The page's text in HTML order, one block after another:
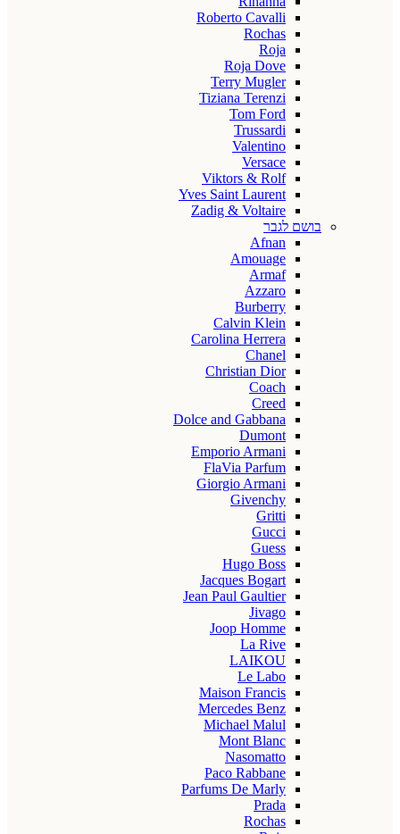
Roberto Cavalli
Rochas
Roja
Roja Dove
Terry Mugler
Tiziana Terenzi
Tom Ford
Trussardi
Valentino
Versace
Viktors & Rolf
Yves Saint Laurent
Zadig & Voltaire
בושם לגבר
Afnan
Amouage
Armaf
Azzaro
Burberry
Calvin Klein
Carolina Herrera
Chanel
Christian Dior
Coach
Creed
Dolce and Gabbana
Dumont
Emporio Armani
FlaVia Parfum
Giorgio Armani
Givenchy
Gritti
Gucci
Guess
Hugo Boss
Jacques Bogart
Jean Paul Gaultier
Jivago
Joop Homme
La Rive
LAIKOU
Le Labo
Maison Francis
Mercedes Benz
Michael Malul
Mont Blanc
Nasomatto
Paco Rabbane
Parfums De Marly
Prada
Rochas